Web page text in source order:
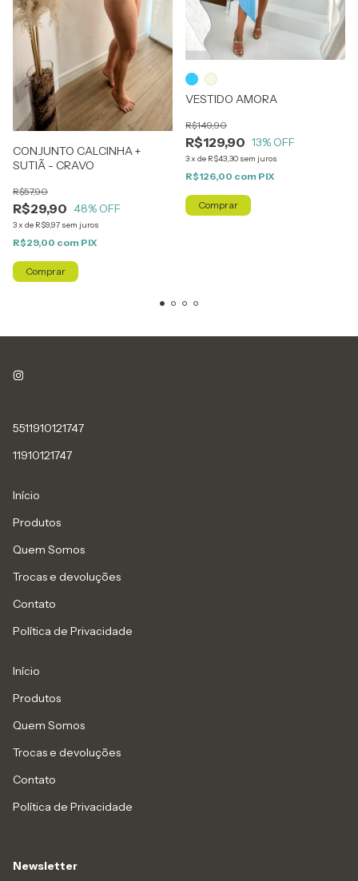
CONJUNTO CALCINHA +
SUTIÃ - CRAVO
R$29,90
R$57,90
48% OFF
3x de R$9,97 sem juros
R$29,00 com PIX
Comprar
VESTIDO AMORA
R$129,90
R$149,90
13% OFF
3x de R$43,30 sem juros
R$126,00 com PIX
Comprar
5511910121747
11910121747
Início
Produtos
Quem Somos
Trocas e devoluções
Contato
Política de Privacidade
Início
Produtos
Quem Somos
Trocas e devoluções
Contato
Política de Privacidade
Newsletter